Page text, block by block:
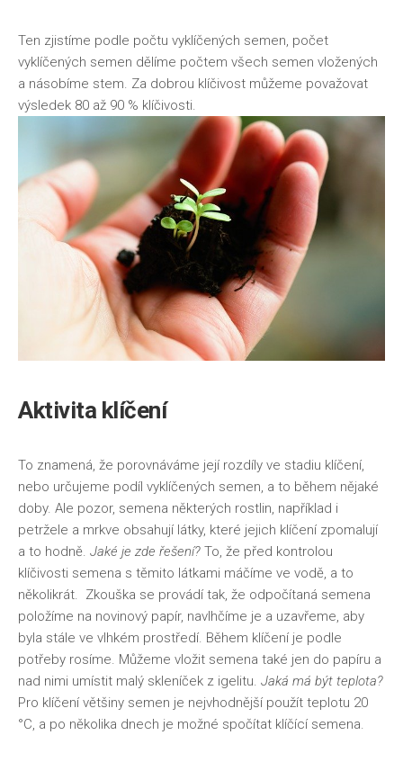
Ten zjistíme podle počtu vyklíčených semen, počet
vyklíčených semen dělíme počtem všech semen vložených
a násobíme stem. Za dobrou klíčivost můžeme považovat
výsledek 80 až 90 % klíčivosti.
Aktivita klíčení
To znamená, že porovnáváme její rozdíly ve stadiu klíčení,
nebo určujeme podíl vyklíčených semen, a to během nějaké
doby. Ale pozor, semena některých rostlin, například i
petržele a mrkve obsahují látky, které jejich klíčení zpomalují
a to hodně. Jaké je zde řešení? To, že před kontrolou
klíčivosti semena s těmito látkami máčíme ve vodě, a to
několikrát. Zkouška se provádí tak, že odpočítaná semena
položíme na novinový papír, navlhčíme je a uzavřeme, aby
byla stále ve vlhkém prostředí. Během klíčení je podle
potřeby rosíme. Můžeme vložit semena také jen do papíru a
nad nimi umístit malý skleníček z igelitu. Jaká má být teplota?
Pro klíčení většiny semen je nejvhodnější použít teplotu 20
°C, a po několika dnech je možné spočítat klíčící semena.